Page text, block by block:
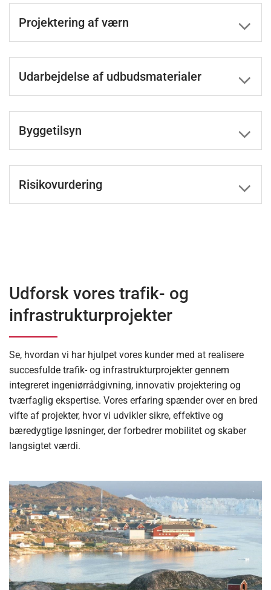
Projektering af værn
Udarbejdelse af udbudsmaterialer
Byggetilsyn
Risikovurdering
Udforsk vores trafik- og
infrastrukturprojekter
Se, hvordan vi har hjulpet vores kunder med at realisere
succesfulde trafik- og infrastrukturprojekter gennem
integreret ingeniørrådgivning, innovativ projektering og
tværfaglig ekspertise. Vores erfaring spænder over en bred
vifte af projekter, hvor vi udvikler sikre, effektive og
bæredygtige løsninger, der forbedrer mobilitet og skaber
langsigtet værdi.